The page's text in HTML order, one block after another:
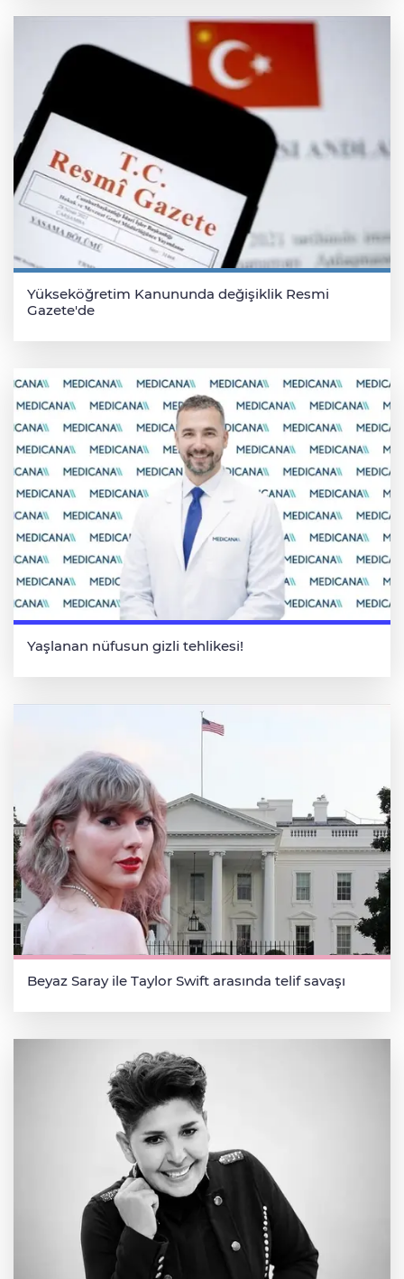
Yükseköğretim Kanununda değişiklik Resmi
Gazete'de
Yaşlanan nüfusun gizli tehlikesi!
Beyaz Saray ile Taylor Swift arasında telif savaşı